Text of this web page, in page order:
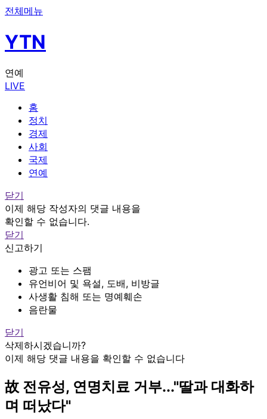
전체메뉴
YTN
연예
LIVE
홈
정치
경제
사회
국제
연예
닫기
이제 해당 작성자의 댓글 내용을
확인할 수 없습니다.
닫기
신고하기
광고 또는 스팸
유언비어 및 욕설, 도배, 비방글
사생활 침해 또는 명예훼손
음란물
닫기
삭제하시겠습니까?
이제 해당 댓글 내용을 확인할 수 없습니다
故 전유성, 연명치료 거부..."딸과 대화하
며 떠났다"